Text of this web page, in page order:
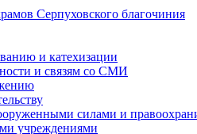
Серпуховского благочиния
и катехизации
и связям со СМИ
силами и
учреждениями